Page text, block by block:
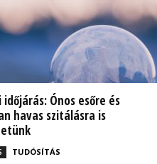
időjárás: Ónos esőre és
havas szitálásra is
TUDÓSÍTÁS